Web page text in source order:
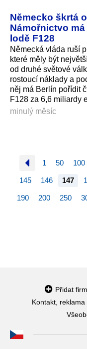
Německo škrtá
Námořnictvo
lodě F128
Německá vláda ruší
které měly být
od druhé světové
rostoucí náklady a
něj má Berlín pořídit
F128 za 6,6 miliardy
minulý měsíc
1 50 100
145 146 147
190 200 250
Přidat
Kontakt,